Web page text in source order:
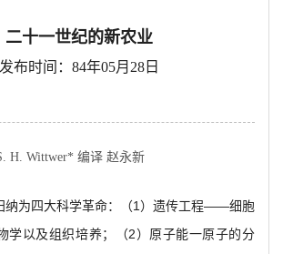
二十一世纪的新农业
发布时间：84年05月28日
H. Wittwer* 编译 赵永新
纳为四大科学革命：（1）遗传工程——细胞
学以及组织培养；（2）原子能一原子的分